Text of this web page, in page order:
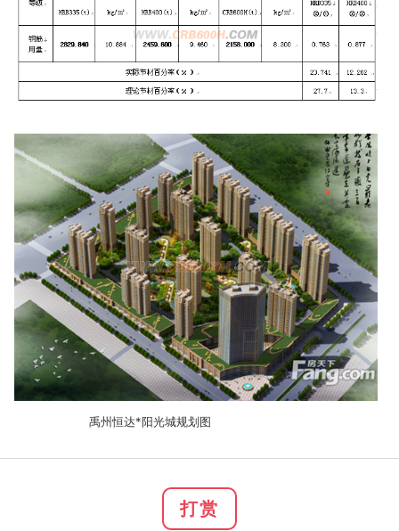
禹州恒达*阳光城规划图
打赏